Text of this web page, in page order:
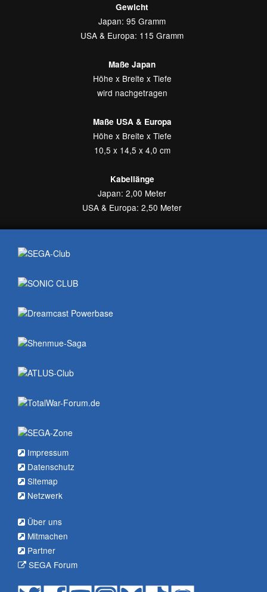
Gewicht
Japan: 95 Gramm
USA & Europa: 115 Gramm
Maße Japan
Höhe x Breite x Tiefe
wird nachgetragen
Maße USA & Europa
Höhe x Breite x Tiefe
10,5 x 14,5 x 4,0 cm
Kabellänge
Japan: 2,00 Meter
USA & Europa: 2,50 Meter
Impressum
Datenschutz
Sitemap
Netzwerk
Über uns
Mitmachen
Partner
SEGA Forum